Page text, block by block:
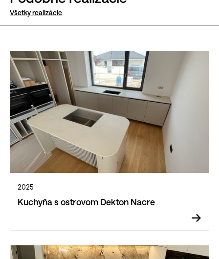
Všetky realizácie
2025
Kuchyňa s ostrovom Dekton Nacre